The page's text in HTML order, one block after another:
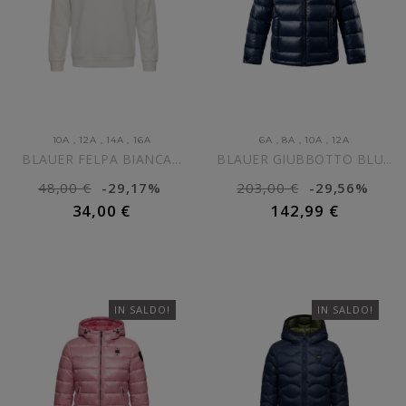
10A , 12A , 14A , 16A
BLAUER FELPA BIANCA...
48,00 € -29,17%
34,00 €
AGGIUNGI AL CARRELLO
6A ,8A , 10A , 12A
BLAUER GIUBBOTTO BLU NAVY...
203,00 € -29,56%
142,99 €
AGGIUNGI AL CARRELLO
IN SALDO! IN SALDO!